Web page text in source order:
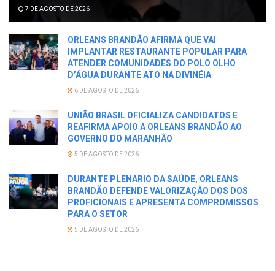
7 DE AGOSTO DE 2026
ORLEANS BRANDÃO AFIRMA QUE VAI
IMPLANTAR RESTAURANTE POPULAR PARA
ATENDER COMUNIDADES DO POLO OLHO
D’ÁGUA DURANTE ATO NA DIVINÉIA
6 DE AGOSTO DE 2026
UNIÃO BRASIL OFICIALIZA CANDIDATOS E
REAFIRMA APOIO A ORLEANS BRANDÃO AO
GOVERNO DO MARANHÃO
5 DE AGOSTO DE 2026
DURANTE PLENARIO DA SAÚDE, ORLEANS
BRANDÃO DEFENDE VALORIZAÇÃO DOS DOS
PROFICIONAIS E APRESENTA COMPROMISSOS
PARA O SETOR
5 DE AGOSTO DE 2026